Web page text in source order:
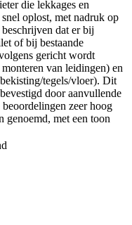
die lekkages en
oplost, met nadruk op
dat er bij
of bij bestaande
gericht wordt
van leidingen) en
tegels/vloer). Dit
door aanvullende
zeer hoog
genoemd, met een toon